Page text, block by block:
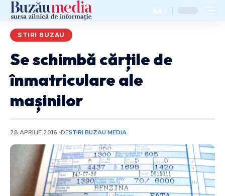
Aa
STIRI BUZAU
Se schimbă cărțile de
înmatriculare ale
mașinilor
28 APRILIE 2016 DESTIRI BUZAU MEDIA